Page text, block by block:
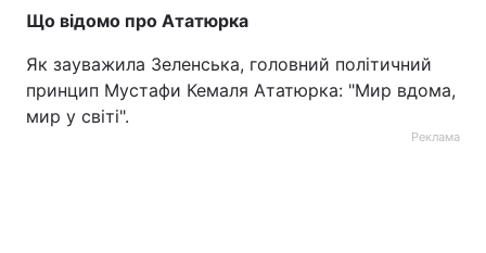
Що відомо про Ататюрка
Як зауважила Зеленська, головний політичний
принцип Мустафи Кемаля Ататюрка: "Мир вдома,
мир у світі".
Реклама